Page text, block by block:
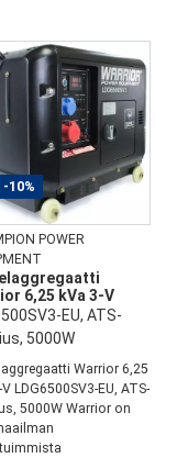
-10%
POWER
6,25 kVa 3-V
EU, ATS-
5000W
Warrior 6,25
V LDG6500SV3-EU, ATS-
5000W Warrior on